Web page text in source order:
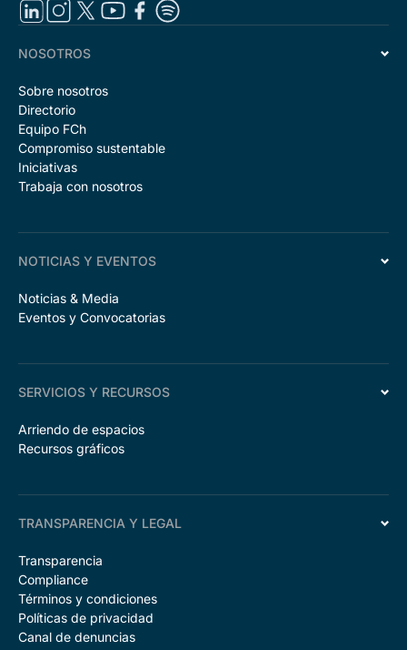
NOSOTROS
Sobre nosotros
Directorio
Equipo FCh
Compromiso sustentable
Iniciativas
Trabaja con nosotros
NOTICIAS Y EVENTOS
Noticias & Media
Eventos y Convocatorias
SERVICIOS Y RECURSOS
Arriendo de espacios
Recursos gráficos
TRANSPARENCIA Y LEGAL
Transparencia
Compliance
Términos y condiciones
Políticas de privacidad
Canal de denuncias